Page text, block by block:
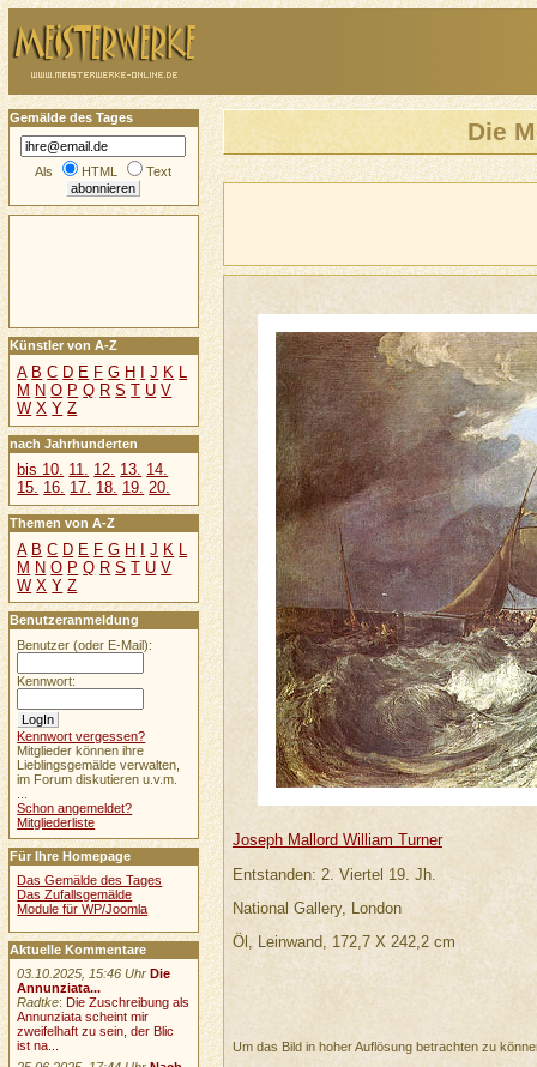
Die
Joseph Mallord William Turner
Entstanden: 2. Viertel 19. Jh.
National Gallery, London
Öl, Leinwand, 172,7 X 242,2 cm
Um das Bild in hoher Auflösung betrachten zu
Gemälde des Tages
Als HTML Text
Künstler von A-Z
A B C D E F G H J K L
M N O P Q R S T U V
W X Y Z
nach Jahrhunderten
bis 10. 11. 12. 13. 14.
15. 16. 17. 18. 19. 20.
Themen von A-Z
A B C D E F G H I J K L
M N O P Q R S T U V
W X Y Z
Benutzeranmeldung
Benutzer (oder E-Mail):
Kennwort:
Kennwort vergessen?
Mitglieder können ihre
Lieblingsgemälde verwalten,
im Forum diskutieren u.v.m.
Schon angemeldet?
Mitgliederliste
Für Ihre Homepage
Das Gemälde des Tages
Das Zufallsgemälde
Module für WP/Joomla
Aktuelle Kommentare
03.10.2025, 15:46 Uhr Die
Annunziata...
Radtke: Die Zuschreibung als
Annunziata scheint mir
zweifelhaft zu sein, der Blic
ist na...